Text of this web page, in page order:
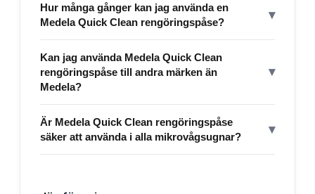
Hur många gånger kan jag använda en
Medela Quick Clean rengöringspåse?
▾
Kan jag använda Medela Quick Clean
rengöringspåse till andra märken än
Medela?
▾
Är Medela Quick Clean rengöringspåse
säker att använda i alla mikrovågsugnar?
▾